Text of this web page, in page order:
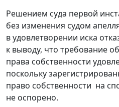
Решением суда первой
без изменения судом
в удовлетворении иска
к выводу, что требование
права собственности
поскольку
право собственности на
не оспорено.